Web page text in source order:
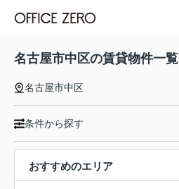
名古屋市中区の賃貸物件一覧
名古屋市中区
条件から探す
おすすめのエリア